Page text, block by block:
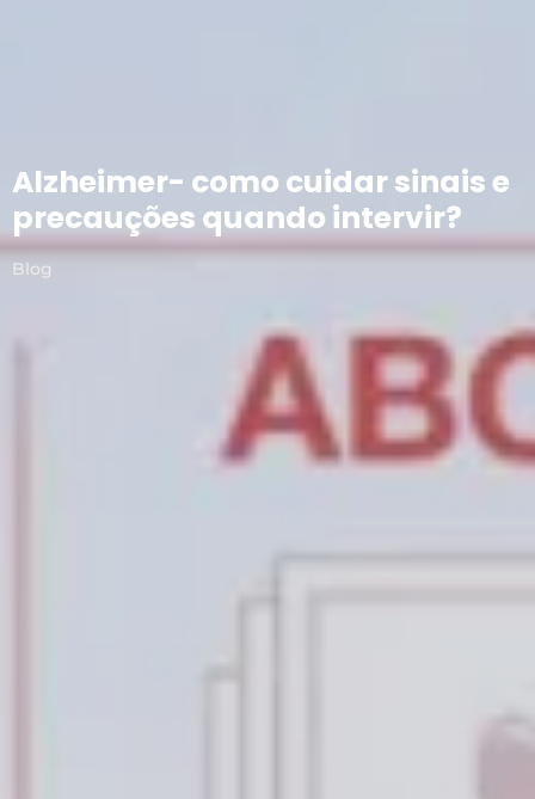
Alzheimer- como cuidar sinais e
precauções quando intervir?
Blog